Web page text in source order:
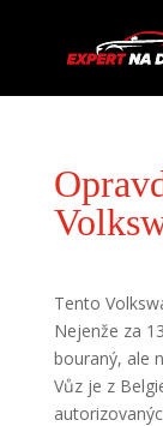
Tento
Nejenže za
bouraný, ale
Vůz je z